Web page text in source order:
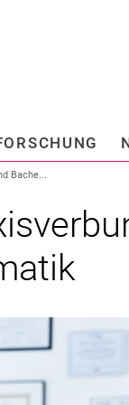
direkt zu:
Bache...